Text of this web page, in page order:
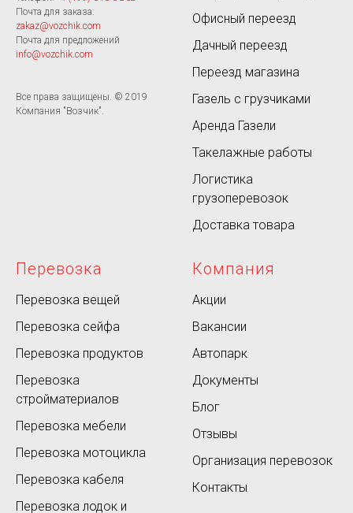
Почта для заказа:
zakaz@vozchik.com
Почта для предложений
info@vozchik.com
Все права защищены. © 2019
Компания "Возчик".
Офисный переезд
Дачный переезд
Переезд магазина
Газель с грузчиками
Аренда Газели
Такелажные работы
Логистика
грузоперевозок
Доставка товара
Перевозка
Перевозка вещей
Перевозка сейфа
Перевозка продуктов
Перевозка
стройматериалов
Перевозка мебели
Перевозка мотоцикла
Перевозка кабеля
Перевозка лодок и
Компания
Акции
Вакансии
Автопарк
Документы
Блог
Отзывы
Организация перевозок
Контакты